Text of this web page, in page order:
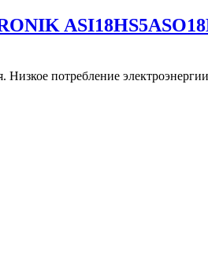
потребление